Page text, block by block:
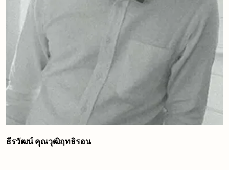
ธีรวัฒน์ คุณวุฒิฤทธิรอน